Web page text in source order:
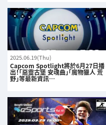
2025.06.19(Thu)
Capcom Spotlight將於6月27日播
出！「惡靈古堡 安魂曲」「魔物獵人 荒
野」等最新資訊…